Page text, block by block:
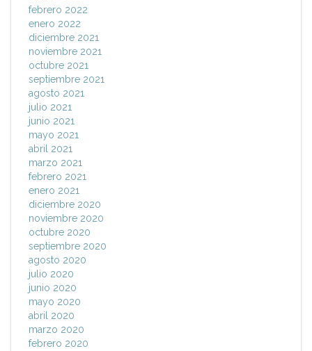
febrero 2022
enero 2022
diciembre 2021
noviembre 2021
octubre 2021
septiembre 2021
agosto 2021
julio 2021
junio 2021
mayo 2021
abril 2021
marzo 2021
febrero 2021
enero 2021
diciembre 2020
noviembre 2020
octubre 2020
septiembre 2020
agosto 2020
julio 2020
junio 2020
mayo 2020
abril 2020
marzo 2020
febrero 2020